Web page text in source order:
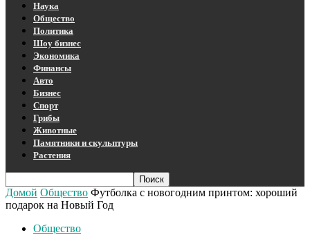
Наука
Общество
Политика
Шоу бизнес
Экономика
Финансы
Авто
Бизнес
Спорт
Грибы
Животные
Памятники и скульптуры
Растения
Домой Общество Футболка с новогодним принтом: хороший
подарок на Новый Год
Общество